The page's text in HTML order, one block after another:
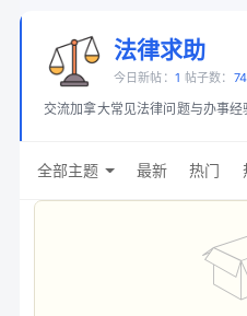
城
» 法律求助
今日新帖： 1 帖子数： 74
全部主题 最新 热门